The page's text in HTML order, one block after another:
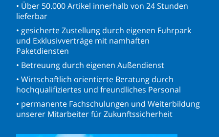
• Über 50.000 Artikel innerhalb von 24 Stunden
lieferbar
• gesicherte Zustellung durch eigenen Fuhrpark
und Exklusivverträge mit namhaften
Paketdiensten
• Betreuung durch eigenen Außendienst
• Wirtschaftlich orientierte Beratung durch
hochqualifiziertes und freundliches Personal
• permanente Fachschulungen und Weiterbildung
unserer Mitarbeiter für Zukunftssicherheit